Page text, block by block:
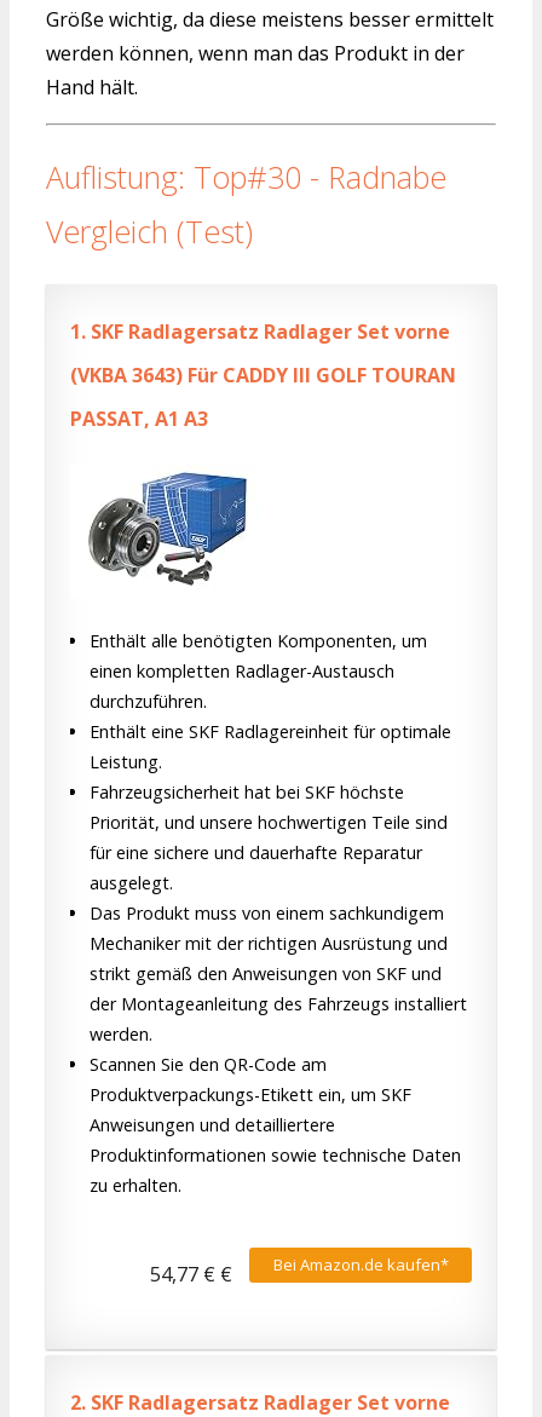
Größe wichtig, da diese meistens besser ermittelt
werden können, wenn man das Produkt in der
Hand hält.
Auflistung: Top#30 - Radnabe
Vergleich (Test)
1. SKF Radlagersatz Radlager Set vorne
(VKBA 3643) Für CADDY III GOLF TOURAN
PASSAT, A1 A3
Enthält alle benötigten Komponenten, um
einen kompletten Radlager-Austausch
durchzuführen.
Enthält eine SKF Radlagereinheit für optimale
Leistung.
Fahrzeugsicherheit hat bei SKF höchste
Priorität, und unsere hochwertigen Teile sind
für eine sichere und dauerhafte Reparatur
ausgelegt.
Das Produkt muss von einem sachkundigem
Mechaniker mit der richtigen Ausrüstung und
strikt gemäß den Anweisungen von SKF und
der Montageanleitung des Fahrzeugs installiert
werden.
Scannen Sie den QR-Code am
Produktverpackungs-Etikett ein, um SKF
Anweisungen und detailliertere
Produktinformationen sowie technische Daten
zu erhalten.
Bei Amazon.de kaufen*
54,77 € €
2. SKF Radlagersatz Radlager Set vorne